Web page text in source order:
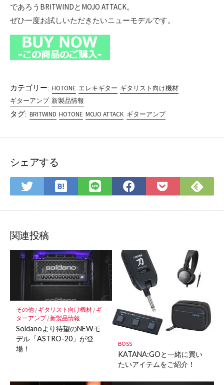
であろうBRITWINDとMOJO ATTACK。
ぜひ一度お試しいただきたいニューモデルです。
カテゴリー: HOTONE エレキギター ギタリスト向け機材
ギターアンプ 新製品情報
タグ: BRITWIND HOTONE MOJO ATTACK ギターアンプ
シェアする
Twitter
で
ア
は
て
マ
ー
ク
保
存
LINE
で
Facebook
で
Pocket
に
で
関連投稿
その他/ ギタリスト向け機材/ ギ
ターアンプ/新製品情報
Soldanoより待望のNEWモ
デル「ASTRO-20」が登
場！
BOSS
KATANA:GOと一緒に買い
たいアイテムをご紹介！